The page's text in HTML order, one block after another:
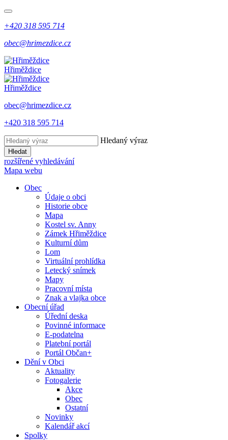
+420 318 595 714
obec@hrimezdice.cz
Hřiměždice
Hřiměždice
obec@hrimezdice.cz
+420 318 595 714
Hledaný výraz
Hledat
rozšířené vyhledávání
Mapa webu
Obec
Údaje o obci
Historie obce
Mapa
Kostel sv. Anny
Zámek Hřiměždice
Kulturní dům
Lom
Virtuální prohlídka
Letecký snímek
Mapy
Pracovní místa
Znak a vlajka obce
Obecní úřad
Úřední deska
Povinné informace
E-podatelna
Platební portál
Portál Občan+
Dění v Obci
Aktuality
Fotogalerie
Akce
Obec
Ostatní
Novinky
Kalendář akcí
Spolky